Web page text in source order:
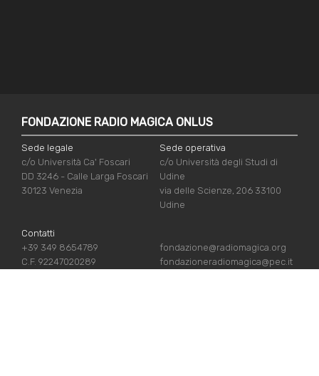
FONDAZIONE RADIO MAGICA ONLUS
Sede legale
c/o Università Ca' Foscari
DD 3246 - Calle Larga Foscari
30123 Venezia
Sede operativa
c/o Università degli Studi di
Udine
via delle Scienze, 206 33100
Udine
Contatti
+39 349 8654789
C.F. 92247020289
fondazione@radiomagica.org
fondazioneradiomagica@pec.it